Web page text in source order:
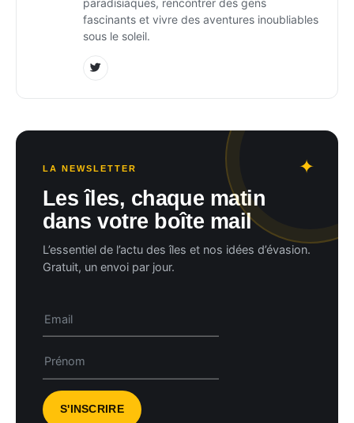
fascinants et vivre des aventures inoubliables
sous le soleil.
LA NEWSLETTER
Les îles, chaque matin
dans votre boîte mail
L’essentiel de l’actu des îles et nos idées d’évasion.
Gratuit, un envoi par jour.